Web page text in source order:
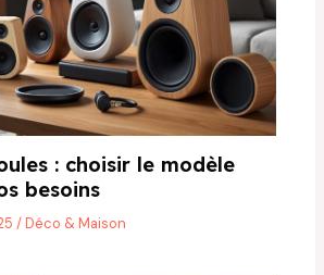
: choisir le modèle
besoins
/Déco & Maison